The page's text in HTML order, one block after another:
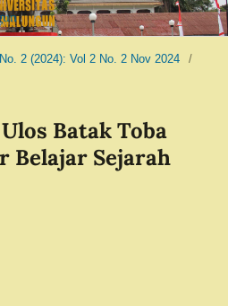
2 (2024): Vol 2 No. 2 Nov 2024
/
Batak Toba
Belajar Sejarah